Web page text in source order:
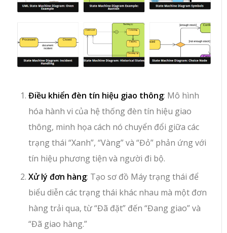
Điều khiển đèn tín hiệu giao thông: Mô hình
hóa hành vi của hệ thống đèn tín hiệu giao
thông, minh họa cách nó chuyển đổi giữa các
trạng thái “Xanh”, “Vàng” và “Đỏ” phản ứng với
tín hiệu phương tiện và người đi bộ.
Xử lý đơn hàng: Tạo sơ đồ Máy trạng thái để
biểu diễn các trạng thái khác nhau mà một đơn
hàng trải qua, từ “Đã đặt” đến “Đang giao” và
“Đã giao hàng.”